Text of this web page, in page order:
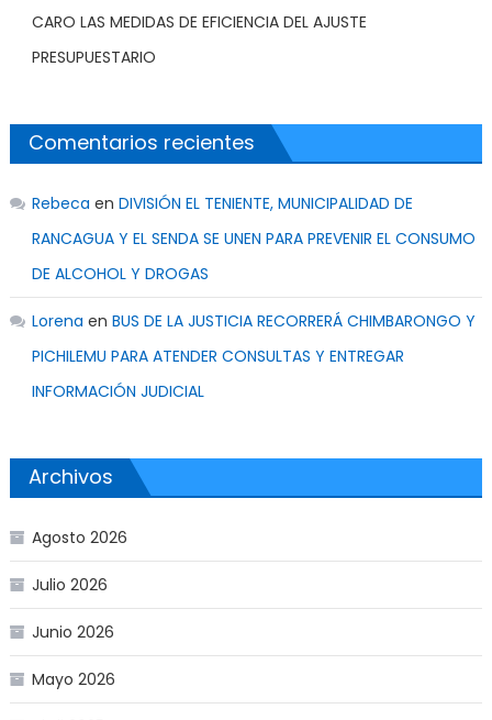
CARO LAS MEDIDAS DE EFICIENCIA DEL AJUSTE
PRESUPUESTARIO
Comentarios recientes
Rebeca en DIVISIÓN EL TENIENTE, MUNICIPALIDAD DE
RANCAGUA Y EL SENDA SE UNEN PARA PREVENIR EL CONSUMO
DE ALCOHOL Y DROGAS
Lorena en BUS DE LA JUSTICIA RECORRERÁ CHIMBARONGO Y
PICHILEMU PARA ATENDER CONSULTAS Y ENTREGAR
INFORMACIÓN JUDICIAL
Archivos
Agosto 2026
Julio 2026
Junio 2026
Mayo 2026